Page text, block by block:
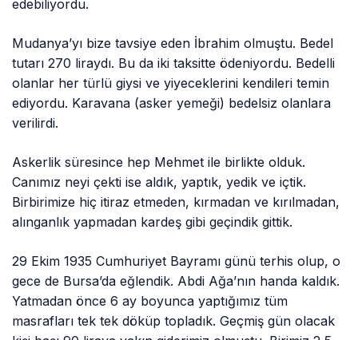
edebiliyordu.
Mudanya’yı bize tavsiye eden İbrahim olmuştu. Bedel
tutarı 270 liraydı. Bu da iki taksitte ödeniyordu. Bedelli
olanlar her türlü giysi ve yiyeceklerini kendileri temin
ediyordu. Karavana (asker yemeği) bedelsiz olanlara
verilirdi.
Askerlik süresince hep Mehmet ile birlikte olduk.
Canımız neyi çekti ise aldık, yaptık, yedik ve içtik.
Birbirimize hiç itiraz etmeden, kırmadan ve kırılmadan,
alınganlık yapmadan kardeş gibi geçindik gittik.
29 Ekim 1935 Cumhuriyet Bayramı günü terhis olup, o
gece de Bursa’da eğlendik. Abdi Ağa’nın handa kaldık.
Yatmadan önce 6 ay boyunca yaptığımız tüm
masrafları tek tek döküp topladık. Geçmiş gün olacak